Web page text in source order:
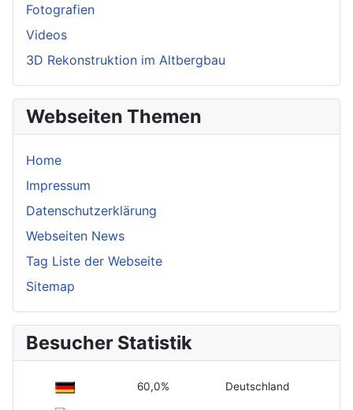
Fotografien
Videos
3D Rekonstruktion im Altbergbau
Webseiten Themen
Home
Impressum
Datenschutzerklärung
Webseiten News
Tag Liste der Webseite
Sitemap
Besucher Statistik
60,0% Deutschland